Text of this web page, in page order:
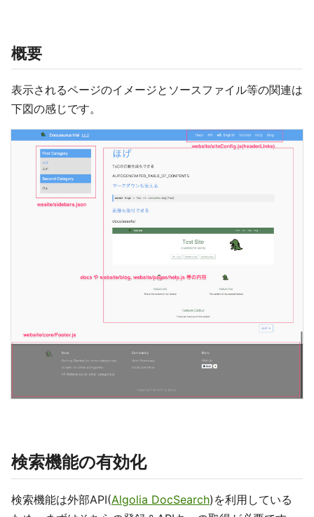
概要
表示されるページのイメージとソースファイル等の関連は
下図の感じです。
検索機能の有効化
検索機能は外部API(Algolia DocSearch)を利用している